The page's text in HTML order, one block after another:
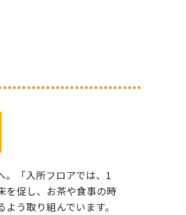
。「入所フロアでは、1
を促し、お茶や食事の時
う取り組んでいます。